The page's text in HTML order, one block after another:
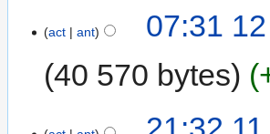
act ant
07:31
40 570 bytes